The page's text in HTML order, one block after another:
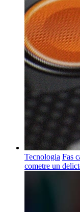
Tecnologia Fas
cometre un